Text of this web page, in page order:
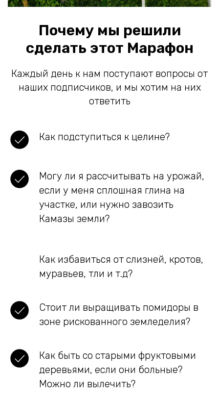
Почему мы решили
сделать этот Марафон
Каждый день к нам поступают вопросы от
наших подписчиков, и мы хотим на них
ответить
Как подступиться к целине?
Могу ли я рассчитывать на урожай,
если у меня сплошная глина на
участке, или нужно завозить
Камазы земли?
Как избавиться от слизней, кротов,
муравьев, тли и т.д?
Стоит ли выращивать помидоры в
зоне рискованного земледелия?
Как быть со старыми фруктовыми
деревьями, если они больные?
Можно ли вылечить?